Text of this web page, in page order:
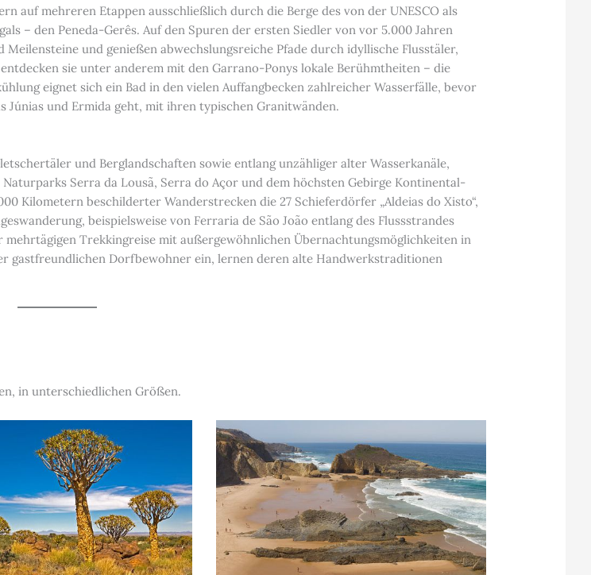
auf mehreren Etappen ausschließlich durch die Berge des von der UNESCO als
– den Peneda-Gerês. Auf den Spuren der ersten Siedler von vor 5.000 Jahren
und genießen abwechslungsreiche Pfade durch idyllische Flusstäler,
sie unter anderem mit den Garrano-Ponys lokale Berühmtheiten – die
eignet sich ein Bad in den vielen Auffangbecken zahlreicher Wasserfälle, bevor
Júnias und Ermida geht, mit ihren typischen Granitwänden.
und Berglandschaften sowie entlang unzähliger alter Wasserkanäle,
Serra da Lousã, Serra do Açor und dem höchsten Gebirge Kontinental-
Kilometern beschilderter Wanderstrecken die 27 Schieferdörfer „Aldeias do Xisto“,
beispielsweise von Ferraria de São João entlang des Flussstrandes
Trekkingreise mit außergewöhnlichen Übernachtungsmöglichkeiten in
gastfreundlichen Dorfbewohner ein, lernen deren alte Handwerkstraditionen
in unterschiedlichen Größen.